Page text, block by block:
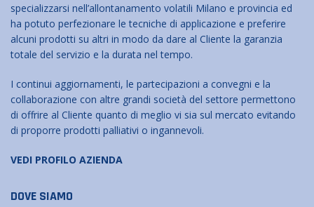
specializzarsi nell’allontanamento volatili Milano e provincia ed
ha potuto perfezionare le tecniche di applicazione e preferire
alcuni prodotti su altri in modo da dare al Cliente la garanzia
totale del servizio e la durata nel tempo.
I continui aggiornamenti, le partecipazioni a convegni e la
collaborazione con altre grandi società del settore permettono
di offrire al Cliente quanto di meglio vi sia sul mercato evitando
di proporre prodotti palliativi o ingannevoli.
VEDI PROFILO AZIENDA
DOVE SIAMO